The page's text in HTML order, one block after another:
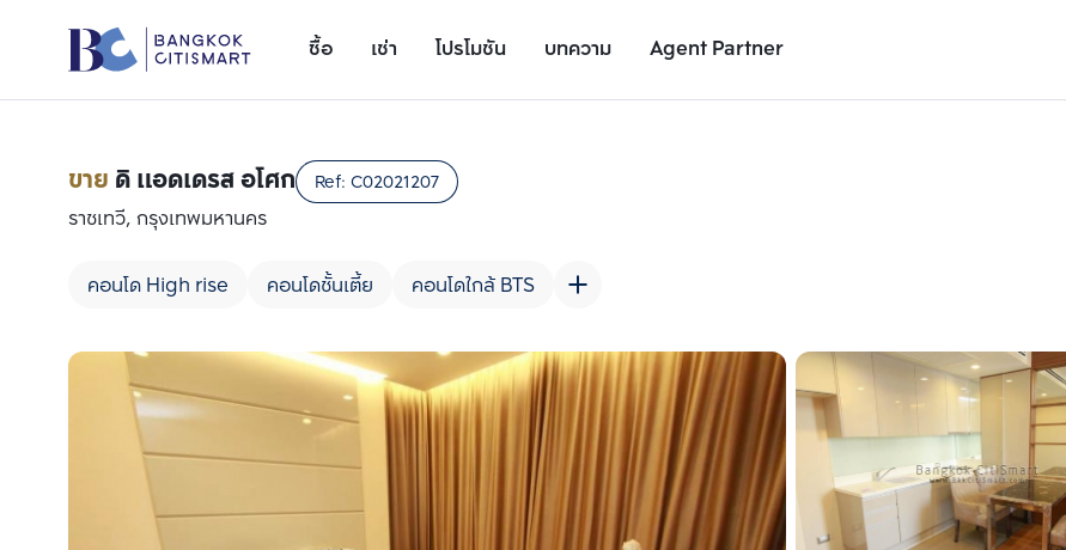
ซื้อ เช่า โปรโมชัน บทความ Agent Partner
รายละเอียดยูนิต
ขาย ดิ แอดเดรส อโศก Ref: C02021207
ราชเทวี, กรุงเทพมหานคร
คอนโด High rise คอนโดชั้นเตี้ย คอนโดใกล้ BTS
เพิ่มยูนิตเปรียบเทียบ
เพิ่มยูนิตเปรียบเทียบ
รายการที่ 2
เพิ่มยูนิตเปรียบเทียบ
รายการที่ 3